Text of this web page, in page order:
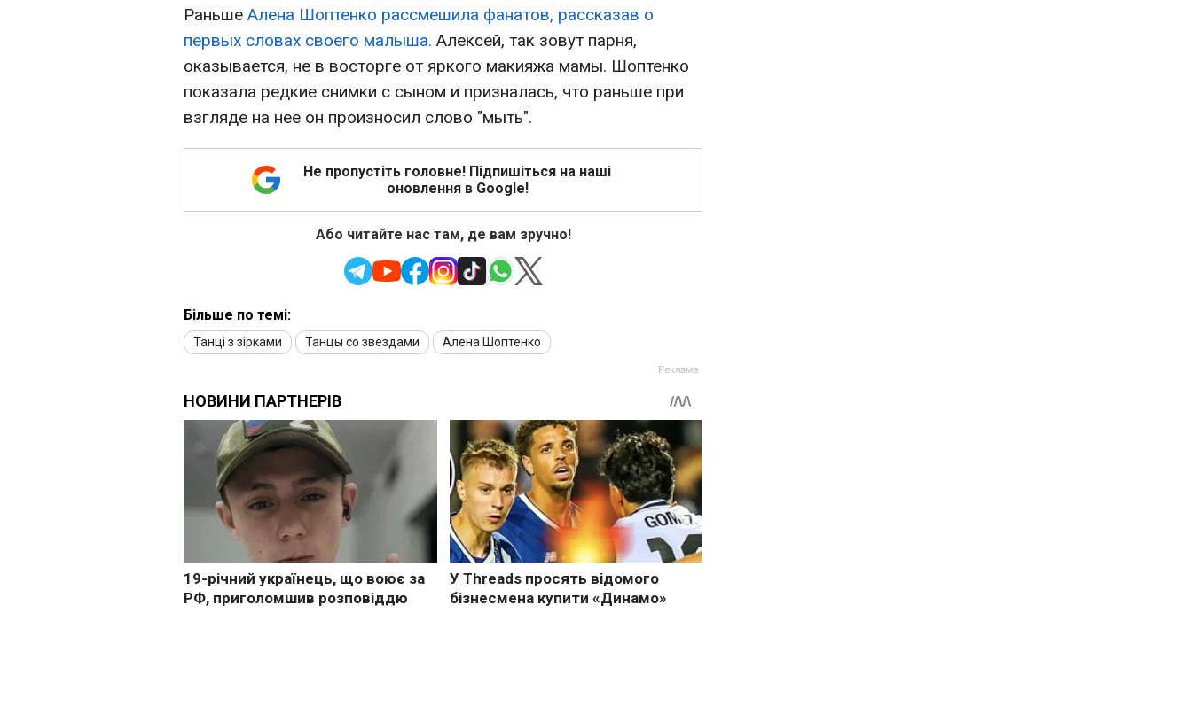
Раньше Алена Шоптенко рассмешила фанатов, рассказав о
первых словах своего малыша. Алексей, так зовут парня,
оказывается, не в восторге от яркого макияжа мамы. Шоптенко
показала редкие снимки с сыном и призналась, что раньше при
взгляде на нее он произносил слово "мыть".
Не пропустіть головне! Підпишіться на наші
оновлення в Google!
Або читайте нас там, де вам зручно!
Більше по темі:
Танці з зірками Танцы со звездами Алена Шоптенко